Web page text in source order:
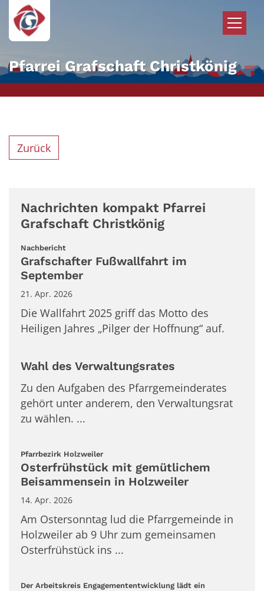
Zum Inhalt springen
Pfarrei Grafschaft Christkönig
Zurück
Nachrichten kompakt Pfarrei
Grafschaft Christkönig
Nachbericht:
Grafschafter Fußwallfahrt im
September
21. Apr. 2026
Die Wallfahrt 2025 griff das Motto des
Heiligen Jahres „Pilger der Hoffnung“ auf.
Wahl des Verwaltungsrates
Zu den Aufgaben des Pfarrgemeinderates
gehört unter anderem, den Verwaltungsrat
zu wählen. ...
Pfarrbezirk Holzweiler:
Osterfrühstück mit gemütlichem
Beisammensein in Holzweiler
14. Apr. 2026
Am Ostersonntag lud die Pfarrgemeinde in
Holzweiler ab 9 Uhr zum gemeinsamen
Osterfrühstück ins ...
Der Arbeitskreis Engagemententwicklung lädt ein